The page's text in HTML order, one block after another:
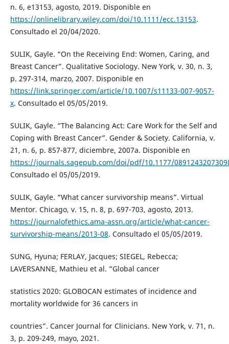
n. 6, e13153, agosto, 2019. Disponible en
https://onlinelibrary.wiley.com/doi/10.1111/ecc.13153.
Consultado el 20/04/2020.
SULIK, Gayle. “On the Receiving End: Women, Caring, and
Breast Cancer”. Qualitative Sociology. New York, v. 30, n. 3,
p. 297-314, marzo, 2007. Disponible en
https://link.springer.com/article/10.1007/s11133-007-9057-
x. Consultado el 05/05/2019.
SULIK, Gayle. “The Balancing Act: Care Work for the Self and
Coping with Breast Cancer”. Gender & Society. California, v.
21, n. 6, p. 857-877, diciembre, 2007a. Disponible en
https://journals.sagepub.com/doi/pdf/10.1177/
Consultado el 05/05/2019.
SULIK, Gayle. “What cancer survivorship means”. Virtual
Mentor. Chicago, v. 15, n. 8, p. 697-703, agosto, 2013.
https://journalofethics.ama-assn.org/article/what-cancer-
survivorship-means/2013-08. Consultado el 05/05/2019.
SUNG, Hyuna; FERLAY, Jacques; SIEGEL, Rebecca;
LAVERSANNE, Mathieu et al. “Global cancer
statistics 2020: GLOBOCAN estimates of incidence and
mortality worldwide for 36 cancers in
countries”. Cancer Journal for Clinicians. New York, v. 71, n.
3, p. 209-249, mayo, 2021.